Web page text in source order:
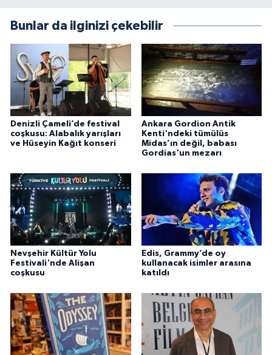
Bunlar da ilginizi çekebilir
Denizli Çameli’de festival
coşkusu: Alabalık yarışları
ve Hüseyin Kağıt konseri
Ankara Gordion Antik
Kenti'ndeki tümülüs
Midas’ın değil, babası
Gordias'un mezarı
Nevşehir Kültür Yolu
Festivali'nde Alişan
coşkusu
Edis, Grammy’de oy
kullanacak isimler arasına
katıldı